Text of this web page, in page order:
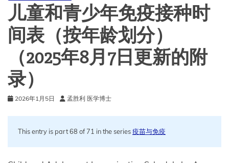
人
疫
苗
儿童和青少年免疫接种时
间表（按年龄划分）
（2025年8月7日更新的附
录）
2026年1月5日 孟胜利 医学博士
This entry is part 68 of 71 in the series疫苗与免疫